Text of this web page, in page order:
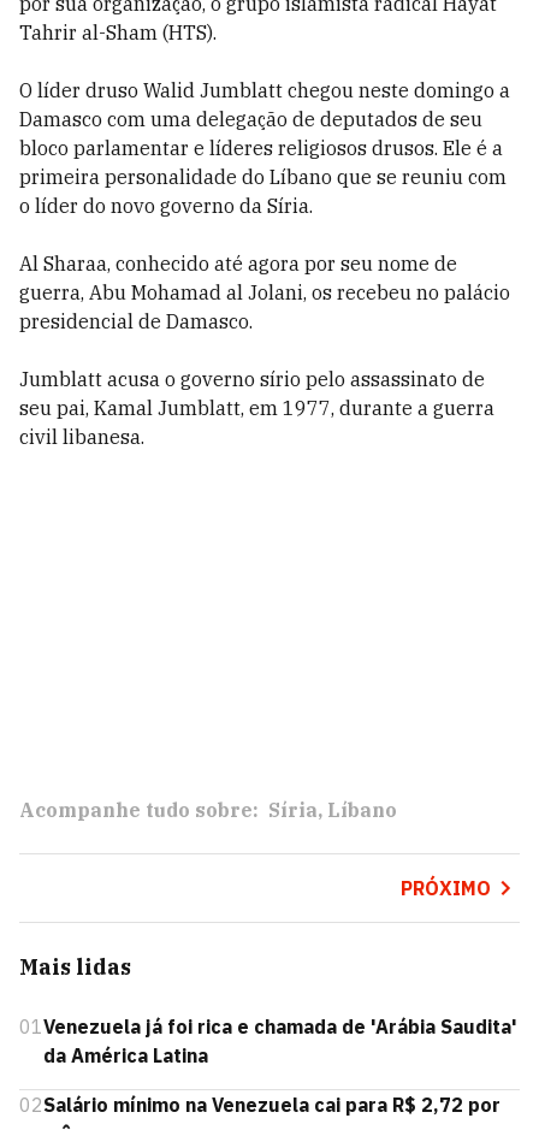
Tahrir al-Sham (HTS).
O líder druso Walid Jumblatt chegou neste domingo a
Damasco com uma delegação de deputados de seu
bloco parlamentar e líderes religiosos drusos. Ele é a
primeira personalidade do Líbano que se reuniu com
o líder do novo governo da Síria.
Al Sharaa, conhecido até agora por seu nome de
guerra, Abu Mohamad al Jolani, os recebeu no palácio
presidencial de Damasco.
Jumblatt acusa o governo sírio pelo assassinato de
seu pai, Kamal Jumblatt, em 1977, durante a guerra
civil libanesa.
Acompanhe tudo sobre: Síria Líbano
PRÓXIMO
Mais lidas
01Venezuela já foi rica e chamada de 'Arábia Saudita'
da América Latina
02Salário mínimo na Venezuela cai para R$ 2,72 por